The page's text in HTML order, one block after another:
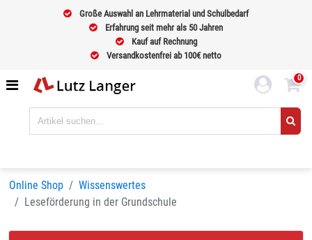
Große Auswahl an Lehrmaterial und Schulbedarf
Erfahrung seit mehr als 50 Jahren
Kauf auf Rechnung
Versandkostenfrei ab 100€ netto
0
Online Shop
Wissenswertes
Leseförderung in der Grundschule